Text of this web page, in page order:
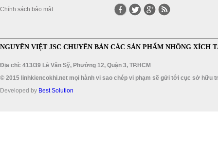
Chính sách bảo mật
NGUYÊN VIỆT JSC CHUYÊN BÁN CÁC SẢN PHẨM NHÔNG XÍCH
Địa chỉ: 413/39 Lê Văn Sỹ, Phường 12, Quận 3, TP.HCM
© 2015 linhkiencokhi.net mọi hành vi sao chép vi phạm sẽ gửi tới cục sở hữu
Developed by Best Solution